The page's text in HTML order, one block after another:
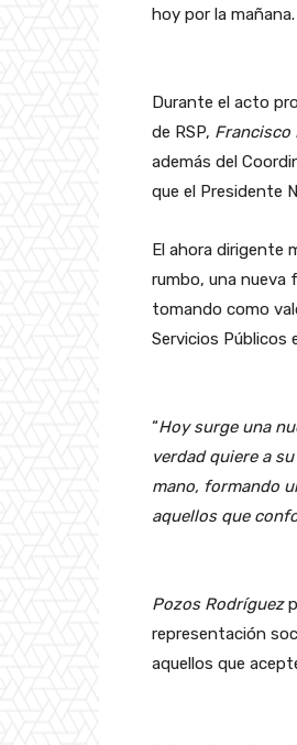
hoy por la mañana.
Durante el acto
de RSP, Francisco
además del
que el Presidente
El ahora dirigente
rumbo, una nueva
tomando como
Servicios Públicos
“Hoy surge una
verdad quiere a
mano, formando
aquellos que
Pozos Rodríguez
representación
aquellos que